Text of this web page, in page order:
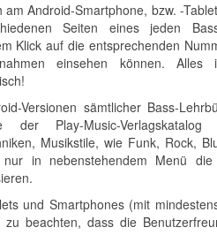
Android-Smartphone, bzw. -
Seiten eines jeden
Klick auf die entsprechenden
einsehen können. Alles
Versionen sämtlicher Bass-
Play-Music-Verlagskatalog
Musikstile, wie Funk, Rock,
in nebenstehendem Menü die
und Smartphones (mit
beachten, dass die